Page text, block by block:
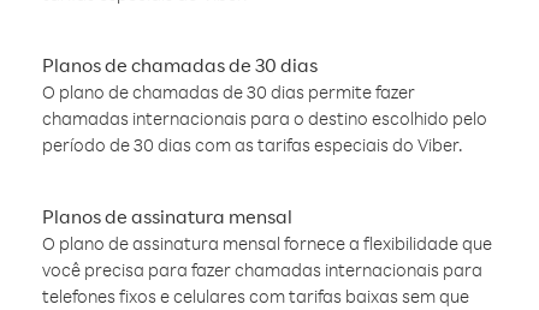
Planos de chamadas de 30 dias
O plano de chamadas de 30 dias permite fazer
chamadas internacionais para o destino escolhido pelo
período de 30 dias com as tarifas especiais do Viber.
Planos de assinatura mensal
O plano de assinatura mensal fornece a flexibilidade que
você precisa para fazer chamadas internacionais para
telefones fixos e celulares com tarifas baixas sem que